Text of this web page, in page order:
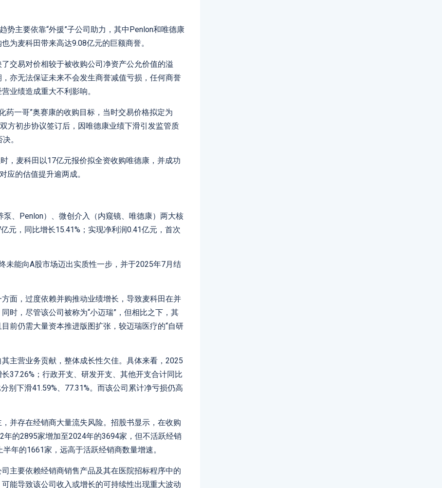
势主要依靠“外援”子公司助力，其中Penlon和唯德康
为麦科田带来高达9.08亿元的巨额商誉。
交易对价相较于被收购公司净资产公允价值的溢
亦无法保证未来不会发生商誉减值亏损，任何商誉
业绩造成重大不利影响。
药一哥”奥赛康的收购目标，当时交易价格拟定为
方初步协议签订后，因唯德康业绩下滑引发监管质
。
，麦科田以17亿元报价拟全资收购唯德康，并成功
应的估值提升逾两成。
、Penlon）、微创介入（内窥镜、唯德康）两大核
元，同比增长15.41%；实现净利润0.41亿元，首次
未能向A股市场迈出实质性一步，并于2025年7月结
面，过度依赖并购推动业绩增长，导致麦科田在并
时，尽管该公司被称为“小迈瑞”，但相比之下，其
前仍需大量资本推进版图扩张，较迈瑞医疗的“自研
主营业务贡献，整体成长性欠佳。具体来看，2025
37.26%；行政开支、研发开支、其他开支合计同比
别下滑41.59%、77.31%。而该公司累计净亏损仍高
并存在经销商大量流失风险。招股书显示，在收购
的2895家增加至2024年的3694家，但不活跃经销
年的1661家，远高于活跃经销商数量增速。
主要依赖经销商销售产品及其在医院招标程序中的
能导致该公司收入或增长的可持续性出现重大波动